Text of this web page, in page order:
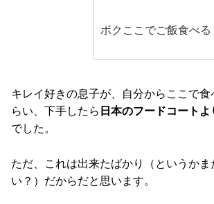
ボクここでご飯食べる
キレイ好きの息子が、自分からここで食
らい、下手したら 日本のフードコートよ
でした。
ただ、これは出来たばかり（というかま
い？）だからだと思います。